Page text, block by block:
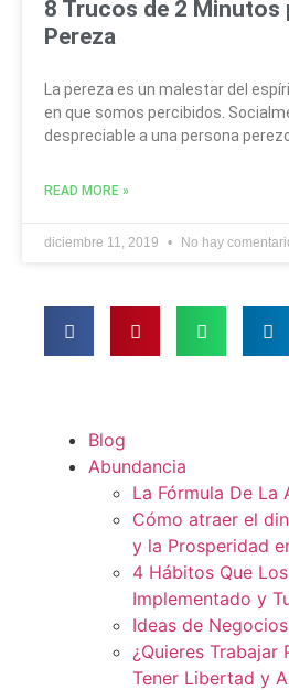
8 Trucos de 2 Minutos
Pereza
La pereza es un malestar del
en que somos percibidos.
despreciable a una persona
READ MORE »
diciembre 11, 2019 No hay
Blog
Abundancia
La Fórmula De La
Cómo atraer el
y la Prosperidad
4 Hábitos Que
Implementado y
Ideas de
¿Quieres Trabajar
Tener Libertad y